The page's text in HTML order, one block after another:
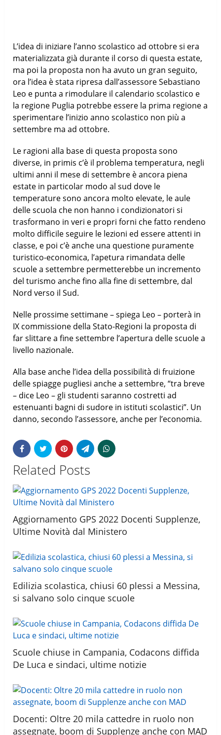
L’idea di iniziare l’anno scolastico ad ottobre si era
materializzata già durante il corso di questa estate,
ma poi la proposta non ha avuto un gran seguito,
ora l’idea è stata ripresa dall’assessore Sebastiano
Leo e punta a rimodulare il calendario scolastico e
la regione Puglia potrebbe essere la prima regione a
sperimentare l’inizio anno scolastico non più a
settembre ma ad ottobre.
Le ragioni alla base di questa proposta sono
diverse, in primis c’è il problema temperatura, negli
ultimi anni il mese di settembre è ancora piena
estate in particolar modo al sud dove le
temperature sono ancora molto elevate, le aule
delle scuola che non hanno i condizionatori si
trasformano in veri e propri forni che fatto rendeno
molto difficile seguire le lezioni ed essere attenti in
classe, e poi c’è anche una questione puramente
turistico-economica, l’apetura rimandata delle
scuole a settembre permetterebbe un incremento
del turismo anche fino alla fine di settembre, dal
Nord verso il Sud.
Nelle prossime settimane – spiega Leo – porterà in
IX commissione della Stato-Regioni la proposta di
far slittare a fine settembre l’apertura delle scuole a
livello nazionale.
Alla base anche l’idea della possibilità di fruizione
delle spiagge pugliesi anche a settembre, “tra breve
– dice Leo – gli studenti saranno costretti ad
estenuanti bagni di sudore in istituti scolastici”. Un
danno, secondo l’assessore, anche per l’economia.
Related Posts
Aggiornamento GPS 2022 Docenti Supplenze,
Ultime Novità dal Ministero
Edilizia scolastica, chiusi 60 plessi a Messina,
si salvano solo cinque scuole
Scuole chiuse in Campania, Codacons diffida
De Luca e sindaci, ultime notizie
Docenti: Oltre 20 mila cattedre in ruolo non
assegnate, boom di Supplenze anche con MAD